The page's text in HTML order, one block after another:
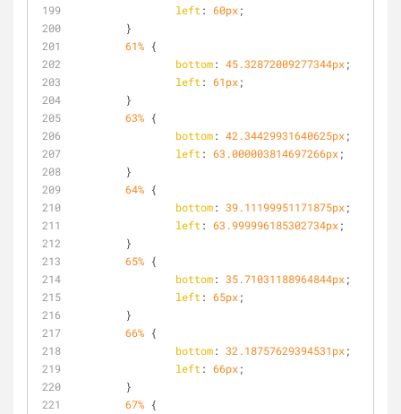
left : 60px;
	}
61% {
bottom: 45.32872009277344px;
left : 61px;
	}
63% {
bottom: 42.34429931640625px;
left : 63.000003814697266px;
	}
64% {
bottom: 39.11199951171875px;
left : 63.999996185302734px;
	}
65% {
bottom: 35.71031188964844px;
left : 65px;
	}
66% {
bottom: 32.18757629394531px;
left : 66px;
	}
67% {